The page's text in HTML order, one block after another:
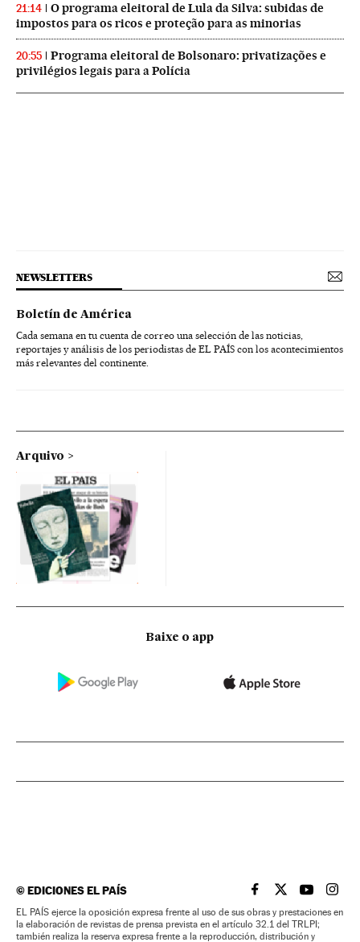
21:14
O programa eleitoral de Lula da Silva: subidas de
impostos para os ricos e proteção para as minorias
20:55
Programa eleitoral de Bolsonaro: privatizações e
privilégios legais para a Polícia
NEWSLETTERS
Boletín de América
Cada semana en tu cuenta de correo una selección de las noticias,
reportajes y análisis de los periodistas de EL PAÍS con los acontecimientos
más relevantes del continente.
Arquivo
Baixe o app
©EDICIONES EL PAÍS EL PAÍS BRASIL EN
EL PAÍSEL PAÍS
EL
EL PAÍS ejerce la oposición expresa frente al uso de sus obras y prestaciones en
la elaboración de revistas de prensa prevista en el artículo 32.1 del TRLPI;
también realiza la reserva expresa frente a la reproducción, distribución y